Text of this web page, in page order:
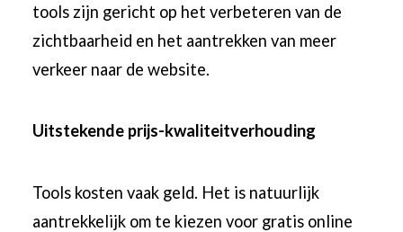
tools zijn gericht op het verbeteren van de
zichtbaarheid en het aantrekken van meer
verkeer naar de website.
Uitstekende prijs-kwaliteitverhouding
Tools kosten vaak geld. Het is natuurlijk
aantrekkelijk om te kiezen voor gratis online